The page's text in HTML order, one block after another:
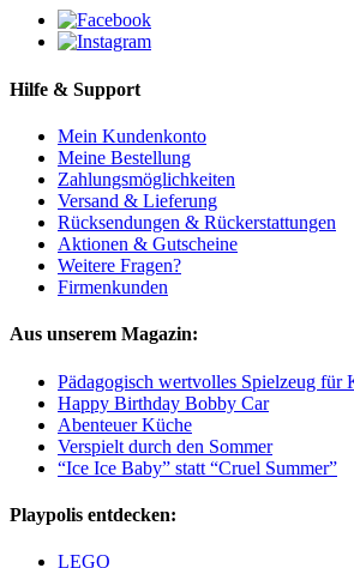
Hilfe & Support
Mein Kundenkonto
Meine Bestellung
Zahlungsmöglichkeiten
Versand & Lieferung
Rücksendungen & Rückerstattungen
Aktionen & Gutscheine
Weitere Fragen?
Firmenkunden
Aus unserem Magazin:
Pädagogisch wertvolles Spielzeug für
Happy Birthday Bobby Car
Abenteuer Küche
Verspielt durch den Sommer
“Ice Ice Baby” statt “Cruel Summer”
Playpolis entdecken:
LEGO